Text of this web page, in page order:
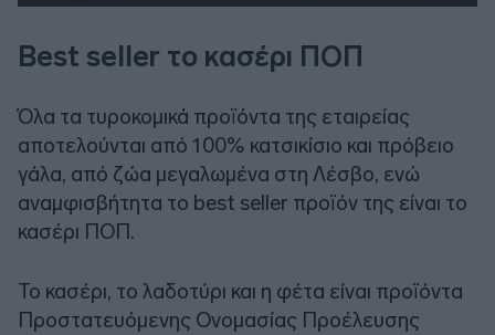
Best seller το κασέρι ΠΟΠ
Όλα τα τυροκομικά προϊόντα της εταιρείας
αποτελούνται από 100% κατσικίσιο και πρόβειο
γάλα, από ζώα μεγαλωμένα στη Λέσβο, ενώ
αναμφισβήτητα το best seller προϊόν της είναι το
κασέρι ΠΟΠ.
To κασέρι, το λαδοτύρι και η φέτα είναι προϊόντα
Προστατευόμενης Ονομασίας Προέλευσης